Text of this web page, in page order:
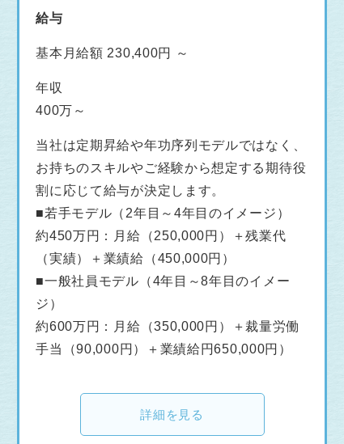
給与
基本月給額 230,400円 ～
年収
400万～
当社は定期昇給や年功序列モデルではなく、
お持ちのスキルやご経験から想定する期待役
割に応じて給与が決定します。
■若手モデル（2年目～4年目のイメージ）
約450万円：月給（250,000円）＋残業代
（実績）＋業績給（450,000円）
■一般社員モデル（4年目～8年目のイメー
ジ）
約600万円：月給（350,000円）＋裁量労働
手当（90,000円）＋業績給円650,000円）
詳細を見る